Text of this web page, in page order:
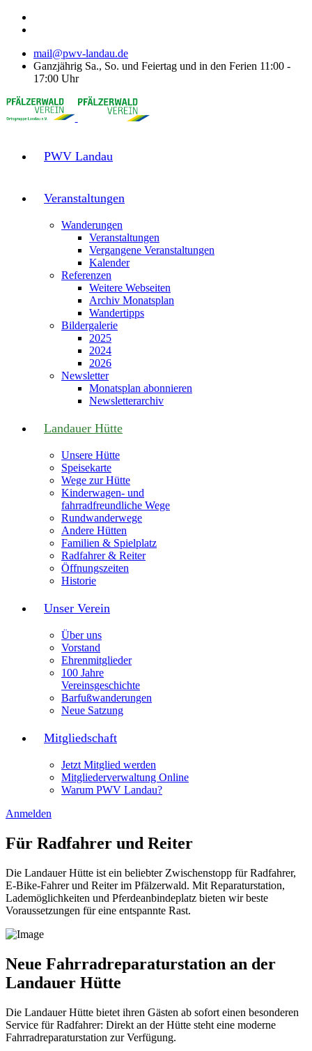
mail@pwv-landau.de
Ganzjährig Sa., So. und Feiertag und in den Ferien 11:00 -
17:00 Uhr
PWV Landau
Veranstaltungen
Wanderungen
Veranstaltungen
Vergangene Veranstaltungen
Kalender
Referenzen
Weitere Webseiten
Archiv Monatsplan
Wandertipps
Bildergalerie
2025
2024
2026
Newsletter
Monatsplan abonnieren
Newsletterarchiv
Landauer Hütte
Unsere Hütte
Speisekarte
Wege zur Hütte
Kinderwagen- und
fahrradfreundliche Wege
Rundwanderwege
Andere Hütten
Familien & Spielplatz
Radfahrer & Reiter
Öffnungszeiten
Historie
Unser Verein
Über uns
Vorstand
Ehrenmitglieder
100 Jahre
Vereinsgeschichte
Barfußwanderungen
Neue Satzung
Mitgliedschaft
Jetzt Mitglied werden
Mitgliederverwaltung Online
Warum PWV Landau?
Anmelden
Für Radfahrer und Reiter
Die Landauer Hütte ist ein beliebter Zwischenstopp für Radfahrer,
E-Bike-Fahrer und Reiter im Pfälzerwald. Mit Reparaturstation,
Lademöglichkeiten und Pferdeanbindeplatz bieten wir beste
Voraussetzungen für eine entspannte Rast.
Neue Fahrradreparaturstation an der
Landauer Hütte
Die Landauer Hütte bietet ihren Gästen ab sofort einen besonderen
Service für Radfahrer: Direkt an der Hütte steht eine moderne
Fahrradreparaturstation zur Verfügung.